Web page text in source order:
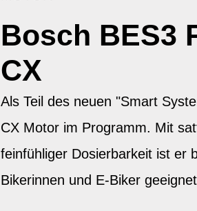
Bosch BES3
CX
Als Teil des neuen "Smart
CX Motor im Programm. Mit
feinfühliger Dosierbarkeit ist er
Bikerinnen und E-Biker